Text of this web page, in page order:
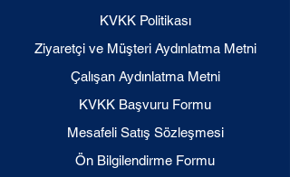
KVKK Politikası
Ziyaretçi ve Müşteri Aydınlatma Metni
Çalışan Aydınlatma Metni
KVKK Başvuru Formu
Mesafeli Satış Sözleşmesi
Ön Bilgilendirme Formu